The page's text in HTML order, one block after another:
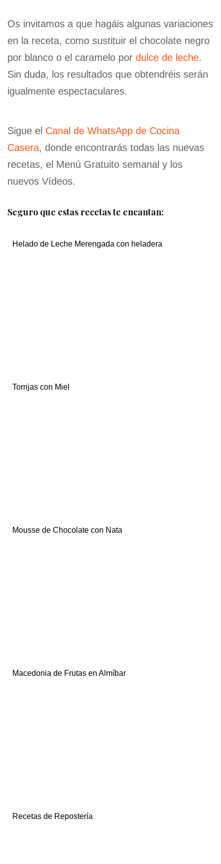
Os invitamos a que hagáis algunas variaciones
en la receta, como sustituir el chocolate negro
por blanco o el caramelo por dulce de leche.
Sin duda, los resultados que obtendréis serán
igualmente espectaculares.
Sigue el Canal de WhatsApp de Cocina
Casera, donde encontrarás todas las nuevas
recetas, el Menú Gratuito semanal y los
nuevos Vídeos.
Seguro que estas recetas te encantan:
Helado de Leche Merengada con heladera
Torrijas con Miel
Mousse de Chocolate con Nata
Macedonia de Frutas en Almíbar
Recetas de Repostería